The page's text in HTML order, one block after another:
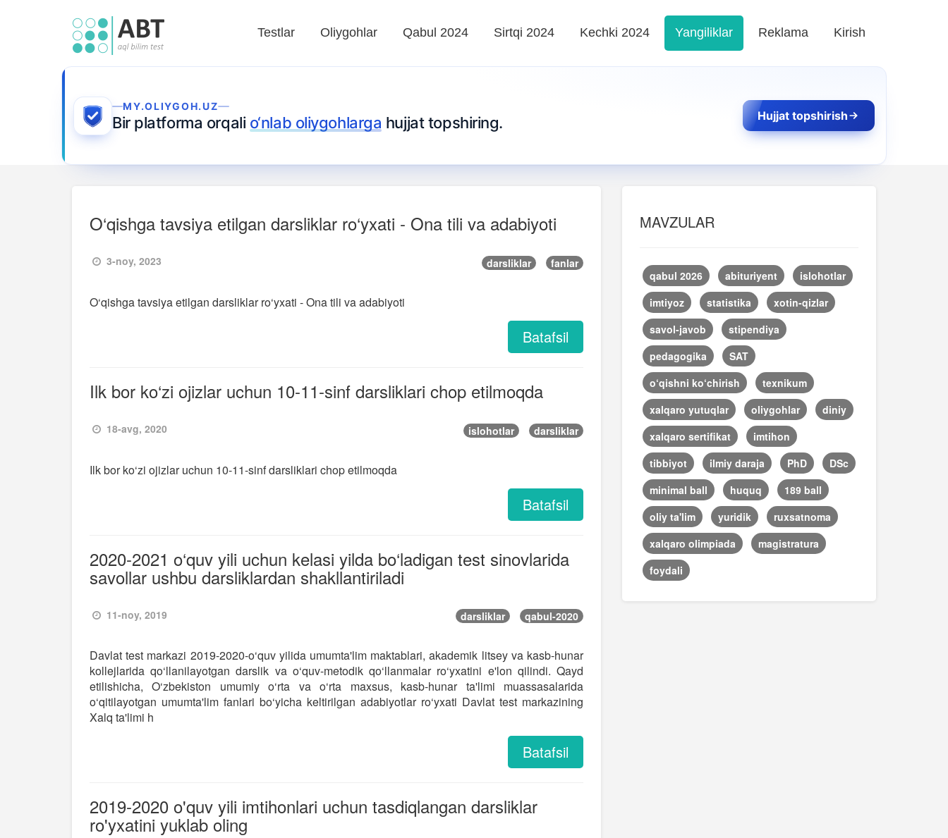
Testlar Oliygohlar Qabul 2024 Sirtqi 2024 Kechki 2024 Yangiliklar Reklama Kirish
MY.OLIYGOH.UZ
Bir platforma orqali o‘nlab oliygohlarga hujjat topshiring. Hujjat topshirish
O‘qishga tavsiya etilgan darsliklar ro‘yxati - Ona tili va adabiyoti
3-noy, 2023 darsliklar fanlar
O‘qishga tavsiya etilgan darsliklar ro‘yxati - Ona tili va adabiyoti
Batafsil
Ilk bor ko‘zi ojizlar uchun 10-11-sinf darsliklari chop etilmoqda
18-avg, 2020 islohotlar darsliklar
Ilk bor ko‘zi ojizlar uchun 10-11-sinf darsliklari chop etilmoqda
Batafsil
2020-2021 o‘quv yili uchun kelasi yilda bo‘ladigan test sinovlarida
savollar ushbu darsliklardan shakllantiriladi
11-noy, 2019 darsliklar qabul-2020
Davlat test markazi 2019-2020-o‘quv yilida umumta'lim maktablari, akademik litsey va kasb-hunar
kollejlarida qo‘llanilayotgan darslik va o‘quv-metodik qo‘llanmalar ro‘yxatini e'lon qilindi. Qayd
etilishicha, O‘zbekiston umumiy o‘rta va o‘rta maxsus, kasb-hunar ta'limi muassasalarida
o‘qitilayotgan umumta'lim fanlari bo‘yicha keltirilgan adabiyotlar ro‘yxati Davlat test markazining
Xalq ta'limi h
Batafsil
2019-2020 o'quv yili imtihonlari uchun tasdiqlangan darsliklar
ro'yxatini yuklab oling
MAVZULAR
qabul 2026 abituriyent
islohotlar
imtiyoz
statistika
xotin-qizlar
savol-javob
stipendiya
pedagogika
SAT
o‘qishni ko‘chirish
texnikum
xalqaro yutuqlar
oliygohlar
diniy
xalqaro sertifikat
imtihon
tibbiyot
ilmiy daraja PhD
DSc
minimal ball
huquq
189 ball
oliy ta'lim
yuridik
ruxsatnoma
xalqaro olimpiada
magistratura
foydali